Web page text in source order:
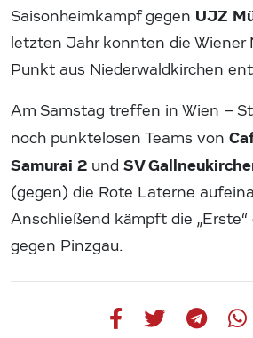
Saisonheimkampf gegen UJZ
letzten Jahr konnten die Wiener
Punkt aus Niederwaldkirchen
Am Samstag treffen in Wien –
noch punktelosen Teams von
Samurai 2 und SV
(gegen) die Rote Laterne
Anschließend kämpft die „Erste“
gegen Pinzgau.